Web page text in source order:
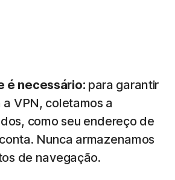
é necessário: para garantir
VPN, coletamos a
como seu endereço de
Nunca armazenamos
de navegação.